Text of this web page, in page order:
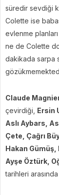
süredir sevdiği
Colette ise
evlenme
ne de Colette
dakikada sarpa
Claude
çevirdiği, Ersin
Aslı Aybars,
Çete, Çağrı
Hakan
Ayşe Öztürk,
tarihleri